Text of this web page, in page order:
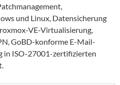
und Linux, Datensicherung
VE-Virtualisierung,
GoBD-konforme E-Mail-
in ISO-27001-zertifizierten